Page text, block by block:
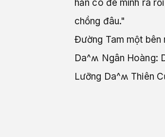
hắn có đè mình ra
chồng đâu."
Đường Tam một bên
Da^ʍ Ngân Hoàng:
Lưỡng Da^ʍ Thiên